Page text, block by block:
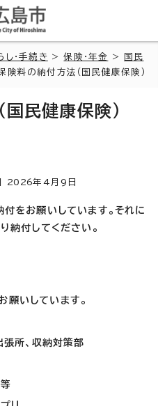
し・手続き >保険・年金 >
国民
険料の納付方法（国民健康保険）
民健康保険）
2026年4月9日
をお願いしています。それに
納付してください。
願いしています。
張所、収納対策部